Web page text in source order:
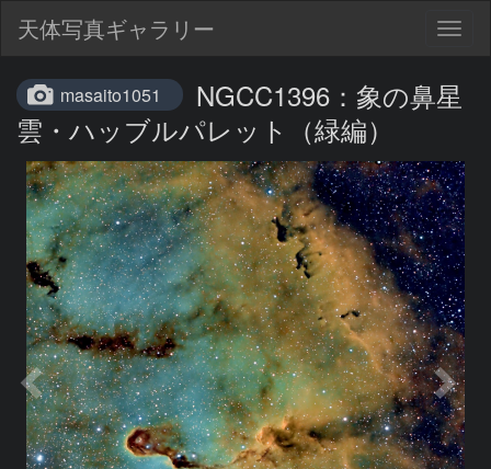
天体写真ギャラリー
masaito1051
NGCC1396：象の鼻星
雲・ハッブルパレット（緑編）